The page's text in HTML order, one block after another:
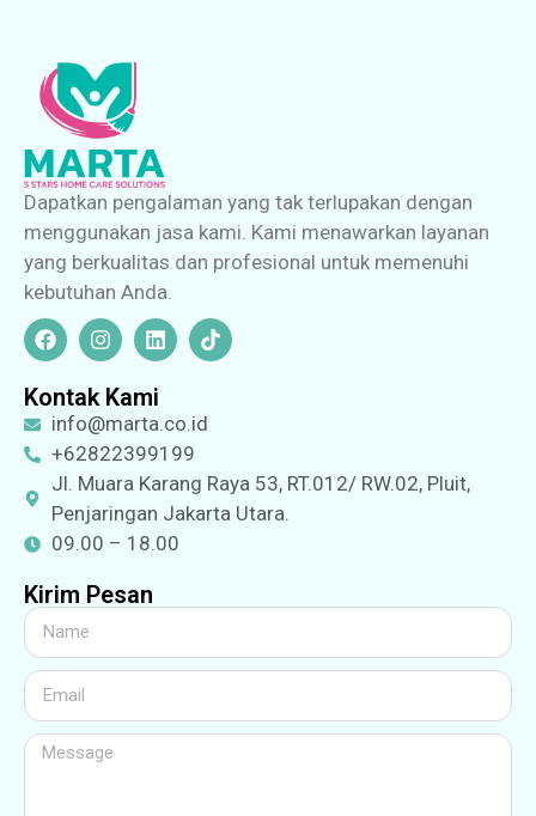
Dapatkan pengalaman yang tak terlupakan dengan
menggunakan jasa kami. Kami menawarkan layanan
yang berkualitas dan profesional untuk memenuhi
kebutuhan Anda.
Kontak Kami
info@marta.co.id
+62822399199
Jl. Muara Karang Raya 53, RT.012/ RW.02, Pluit,
Penjaringan Jakarta Utara.
09.00 – 18.00
Kirim Pesan